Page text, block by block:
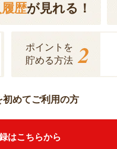
歴が見れる！
ポイントを
貯める方法 2
初めてご利用の方
はこちらから